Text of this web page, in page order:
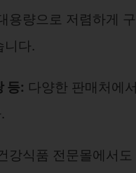
용량으로 저렴하게
니다.
등: 다양한 판매처에
강식품 전문몰에서